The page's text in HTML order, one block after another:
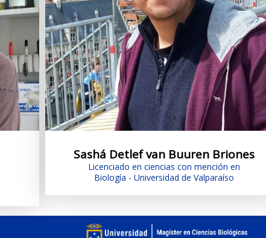
Sashá Detlef van Buuren Briones
Licenciado en ciencias con mención en
Biología - Universidad de Valparaíso